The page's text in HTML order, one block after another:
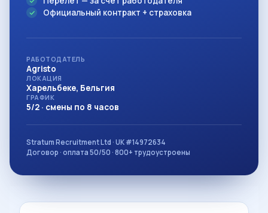
Официальный контракт + страховка
РАБОТОДАТЕЛЬ
Agristo
ЛОКАЦИЯ
Харельбеке, Бельгия
ГРАФИК
5/2 · смены по 8 часов
Stratum Recruitment Ltd · UK #14972634
Договор · оплата 50/50 · 800+ трудоустроены